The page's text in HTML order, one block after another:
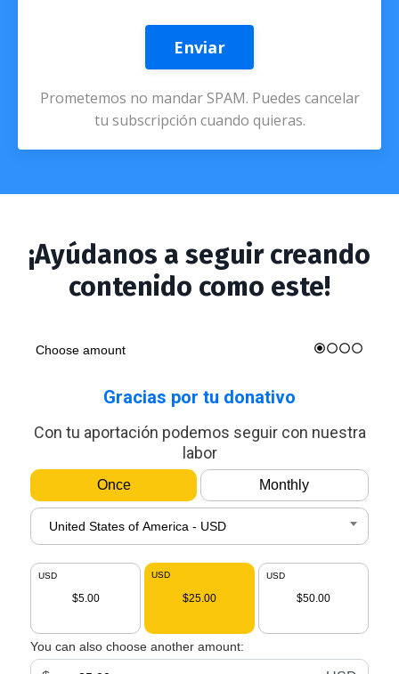
Enviar
Prometemos no mandar SPAM. Puedes cancelar
tu subscripción cuando quieras.
¡Ayúdanos a seguir creando
contenido como este!